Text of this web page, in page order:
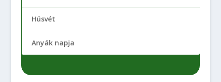
Húsvét
Anyák napja